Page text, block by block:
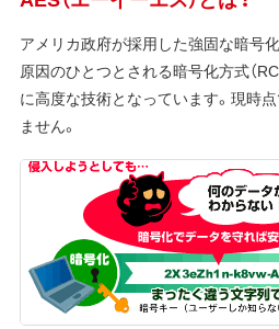
アメリカ政府が採用した強固な暗号
原因のひとつとされる暗号化方式（
に高度な技術となっています。現時
ません。